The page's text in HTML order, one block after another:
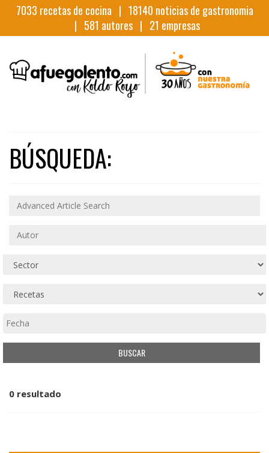
7033 recetas de cocina | 18140 noticias de gastronomia
| 581 autores | 21 empresas
BÚSQUEDA:
0 resultado